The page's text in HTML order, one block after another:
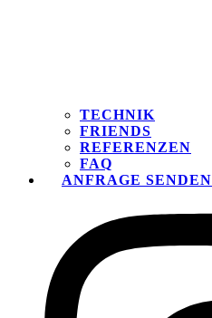
TECHNIK
FRIENDS
REFERENZEN
FAQ
ANFRAGE SENDEN